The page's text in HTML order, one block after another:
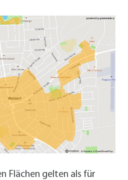
Flächen gelten als für